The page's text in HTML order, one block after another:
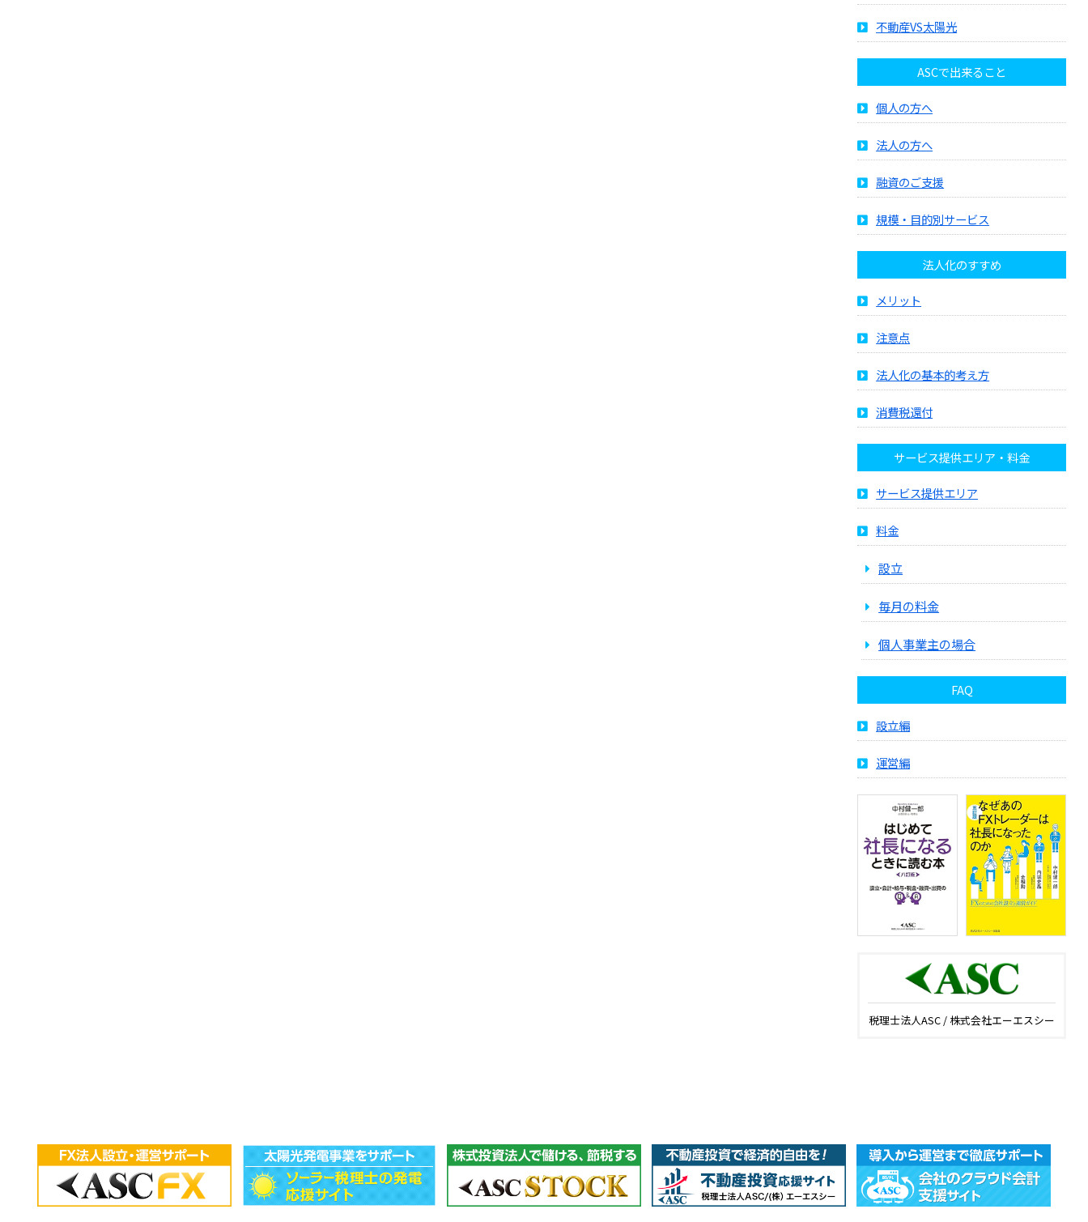
不動産VS太陽光
ASCで出来ること
個人の方へ
法人の方へ
融資のご支援
規模・目的別サービス
法人化のすすめ
メリット
注意点
法人化の基本的考え方
消費税還付
サービス提供エリア・料金
サービス提供エリア
料金
設立
毎月の料金
個人事業主の場合
FAQ
設立編
運営編
税理士法人ASC / 株式会社エーエスシー